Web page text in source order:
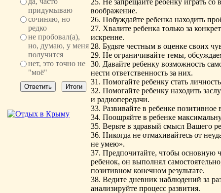
придумываю
сочиняю, но
редко
не пробовал(а),
но, думаю, у меня
получится
нет, это точно не
"моё"
25. Не запрещайте ребенку играть со
воображение.
26. Побуждайте ребенка находить
27. Хвалите ребенка только за
искренне.
28. Будьте честным в оценке своих
29. Не ограничивайте темы,
30. Давайте ребенку возможность
нести ответственность за них.
31. Помогайте ребенку стать
32. Помогайте ребенку находить
и радиопередачи.
33. Развивайте в ребенке позитивное
34. Поощряйте в ребенке
35. Верьте в здравый смысл Вашего
36. Никогда не отмахивайтесь от
не умею».
37. Предпочитайте, чтобы основную
ребенок, он выполнял
позитивном конечном результате.
38. Ведите дневник наблюдений за
анализируйте процесс развития.